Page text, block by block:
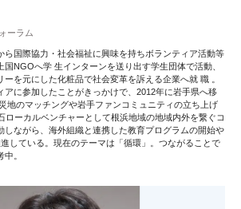
ーラム
ら国際協力・社会福祉に興味を持ちボランティア活動等
国NGOへ学 生インターンを送り出す学生団体で活動、
を元にした化粧品で社会変革を訴える企業へ就 職 。
アに参加したことがきっかけで、2012年に岩手県へ移
地のマッチングや岩手ファンコミュニティの立ち上げ
ローカルベンチャーとして根浜地域の地域内外を繋ぐコ
しながら、海外組織と連携した教育プログラムの開始や
している。現在のテーマは「循環」。つながることで
。